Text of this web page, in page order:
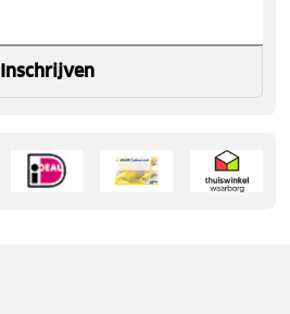
Inschrijven